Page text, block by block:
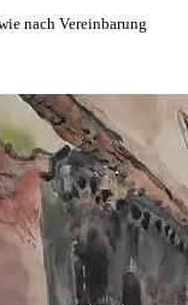
nach Vereinbarung